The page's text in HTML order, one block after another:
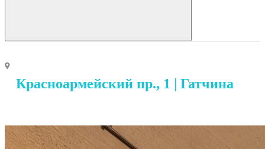
Красноармейский пр., 1 | Гатчина